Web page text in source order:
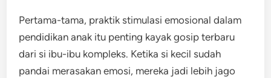
Pertama-tama, praktik stimulasi emosional dalam
pendidikan anak itu penting kayak gosip terbaru
dari si ibu-ibu kompleks. Ketika si kecil sudah
pandai merasakan emosi, mereka jadi lebih jago